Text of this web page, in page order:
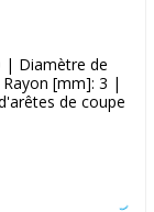
| Diamètre de
[mm]: 3 |
de coupe